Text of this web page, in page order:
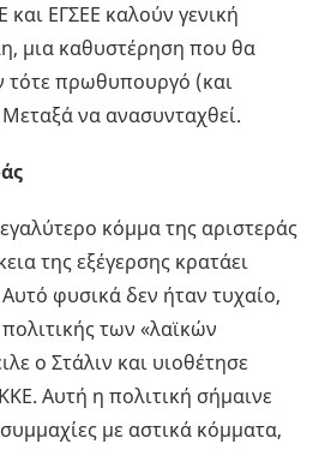
ΕΓΣΕΕ καλούν γενική
μια καθυστέρηση που θα
τότε πρωθυπουργό (και
να ανασυνταχθεί.
κόμμα της αριστεράς
της εξέγερσης κρατάει
φυσικά δεν ήταν τυχαίο,
των «λαϊκών
ο Στάλιν και υιοθέτησε
Αυτή η πολιτική σήμαινε
με αστικά κόμματα,